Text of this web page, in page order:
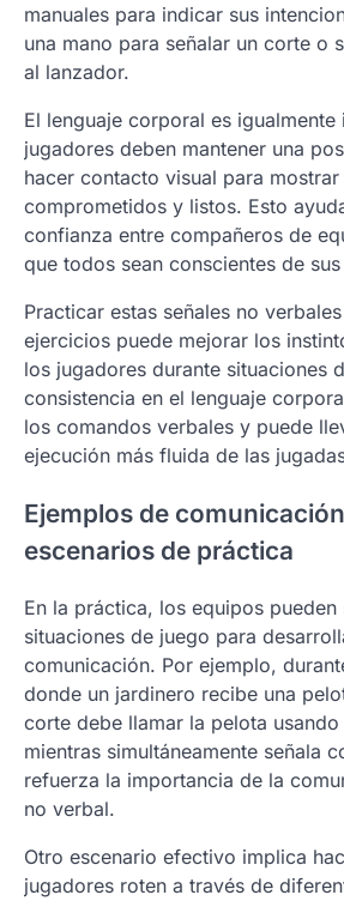
manuales para indicar sus
una mano para señalar un corte o
al lanzador.
El lenguaje corporal es
jugadores deben mantener una
hacer contacto visual para mostrar
comprometidos y listos. Esto
confianza entre compañeros de
que todos sean conscientes de
Practicar estas señales no
ejercicios puede mejorar los
los jugadores durante situaciones
consistencia en el lenguaje
los comandos verbales y puede
ejecución más fluida de las
Ejemplos de
escenarios de práctica
En la práctica, los equipos pueden
situaciones de juego para
comunicación. Por ejemplo,
donde un jardinero recibe una
corte debe llamar la pelota usando
mientras simultáneamente señala
refuerza la importancia de la
no verbal.
Otro escenario efectivo implica
jugadores roten a través de